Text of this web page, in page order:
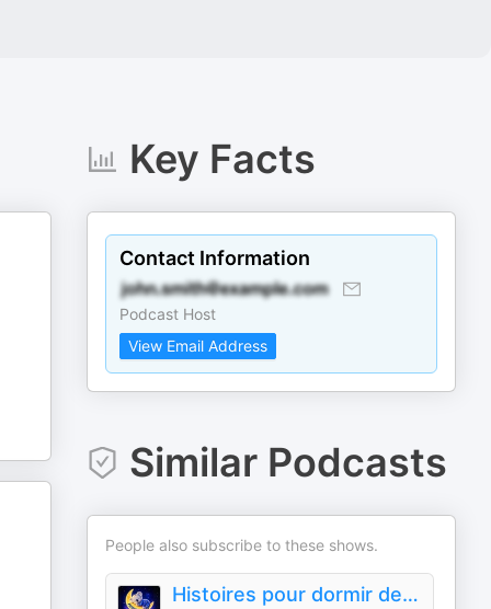
Key Facts
Contact Information
Podcast Host
View Email Address
Similar Podcasts
People also subscribe to these shows.
Histoires pour dormir de Patricia